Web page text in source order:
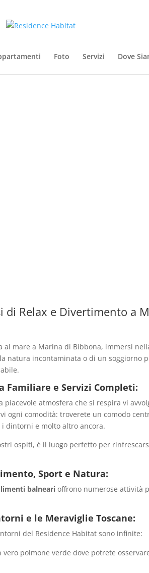
Foto Servizi Dove
di Relax e Divertimento a
al mare a Marina di Bibbona, immersi
natura incontaminata o di un soggiorno
Familiare e Servizi Completi:
atmosfera che si respira vi
ogni comodità: troverete un comodo
dintorni e molto altro ancora.
ospiti, è il luogo perfetto per
Sport e Natura:
balneari offrono numerose attività
e le Meraviglie Toscane:
del Residence Habitat sono infinite:
polmone verde dove potrete